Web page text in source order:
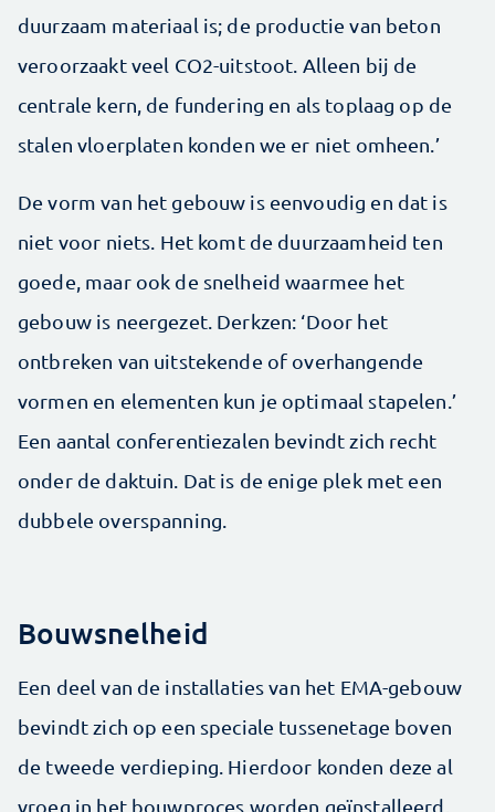
duurzaam materiaal is; de productie van beton
veroorzaakt veel CO2-­uitstoot. Alleen bij de
centrale kern, de fundering en als toplaag op de
stalen vloerplaten konden we er niet omheen.’
De vorm van het gebouw is eenvoudig en dat is
niet voor niets. Het komt de duurzaamheid ten
goede, maar ook de snelheid waarmee het
gebouw is neergezet. ­Derkzen: ‘Door het
ontbreken van uitstekende of overhangende
vormen en elementen kun je optimaal stapelen.’
Een aantal conferentiezalen bevindt zich recht
onder de daktuin. Dat is de enige plek met een
dubbele overspanning.
Bouwsnelheid
Een deel van de installaties van het EMA-gebouw
bevindt zich op een speciale tussenetage boven
de tweede verdieping. Hierdoor konden deze al
vroeg in het bouwproces worden geïnstalleerd,